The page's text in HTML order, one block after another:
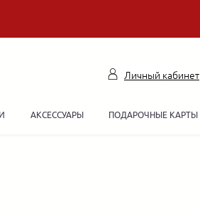
Личный кабинет
АКСЕССУАРЫ ПОДАРОЧНЫЕ КАРТЫ